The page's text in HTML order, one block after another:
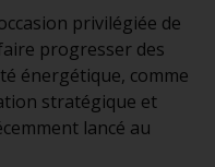
privilégiée de
progresser des
énergétique, comme
stratégique et
lancé au